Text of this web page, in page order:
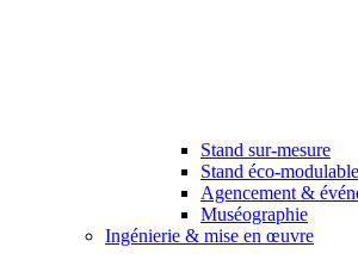
Stand sur-mesure
Stand éco-modulable
Agencement &
Muséographie
Ingénierie & mise en œuvre